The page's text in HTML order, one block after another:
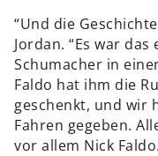
“Und die
Jordan. “Es war
Schumacher in
Faldo hat ihm die
geschenkt, und wir
Fahren gegeben.
vor allem Nick